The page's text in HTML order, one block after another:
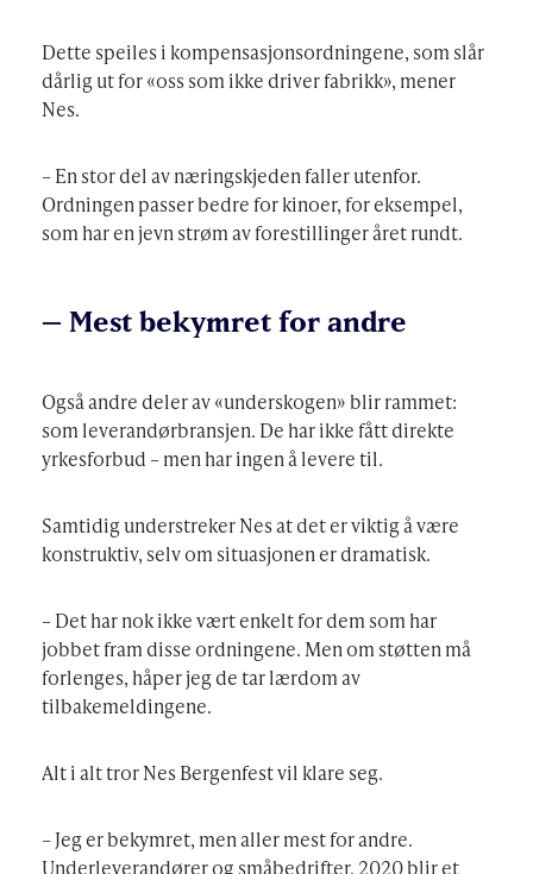
Dette speiles i kompensasjonsordningene, som slår
dårlig ut for «oss som ikke driver fabrikk», mener
Nes.
– En stor del av næringskjeden faller utenfor.
Ordningen passer bedre for kinoer, for eksempel,
som har en jevn strøm av forestillinger året rundt.
– Mest bekymret for andre
Også andre deler av «underskogen» blir rammet:
som leverandørbransjen. De har ikke fått direkte
yrkesforbud – men har ingen å levere til.
Samtidig understreker Nes at det er viktig å være
konstruktiv, selv om situasjonen er dramatisk.
– Det har nok ikke vært enkelt for dem som har
jobbet fram disse ordningene. Men om støtten må
forlenges, håper jeg de tar lærdom av
tilbakemeldingene.
Alt i alt tror Nes Bergenfest vil klare seg.
– Jeg er bekymret, men aller mest for andre.
Underleverandører og småbedrifter. 2020 blir et